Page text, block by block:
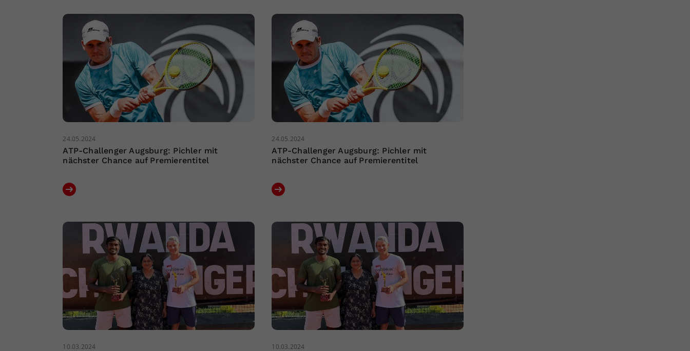
24.05.2024
ATP-Challenger Augsburg: Pichler mit
nächster Chance auf Premierentitel
24.05.2024
ATP-Challenger Augsburg: Pichler mit
nächster Chance auf Premierentitel
10.03.2024 10.03.2024